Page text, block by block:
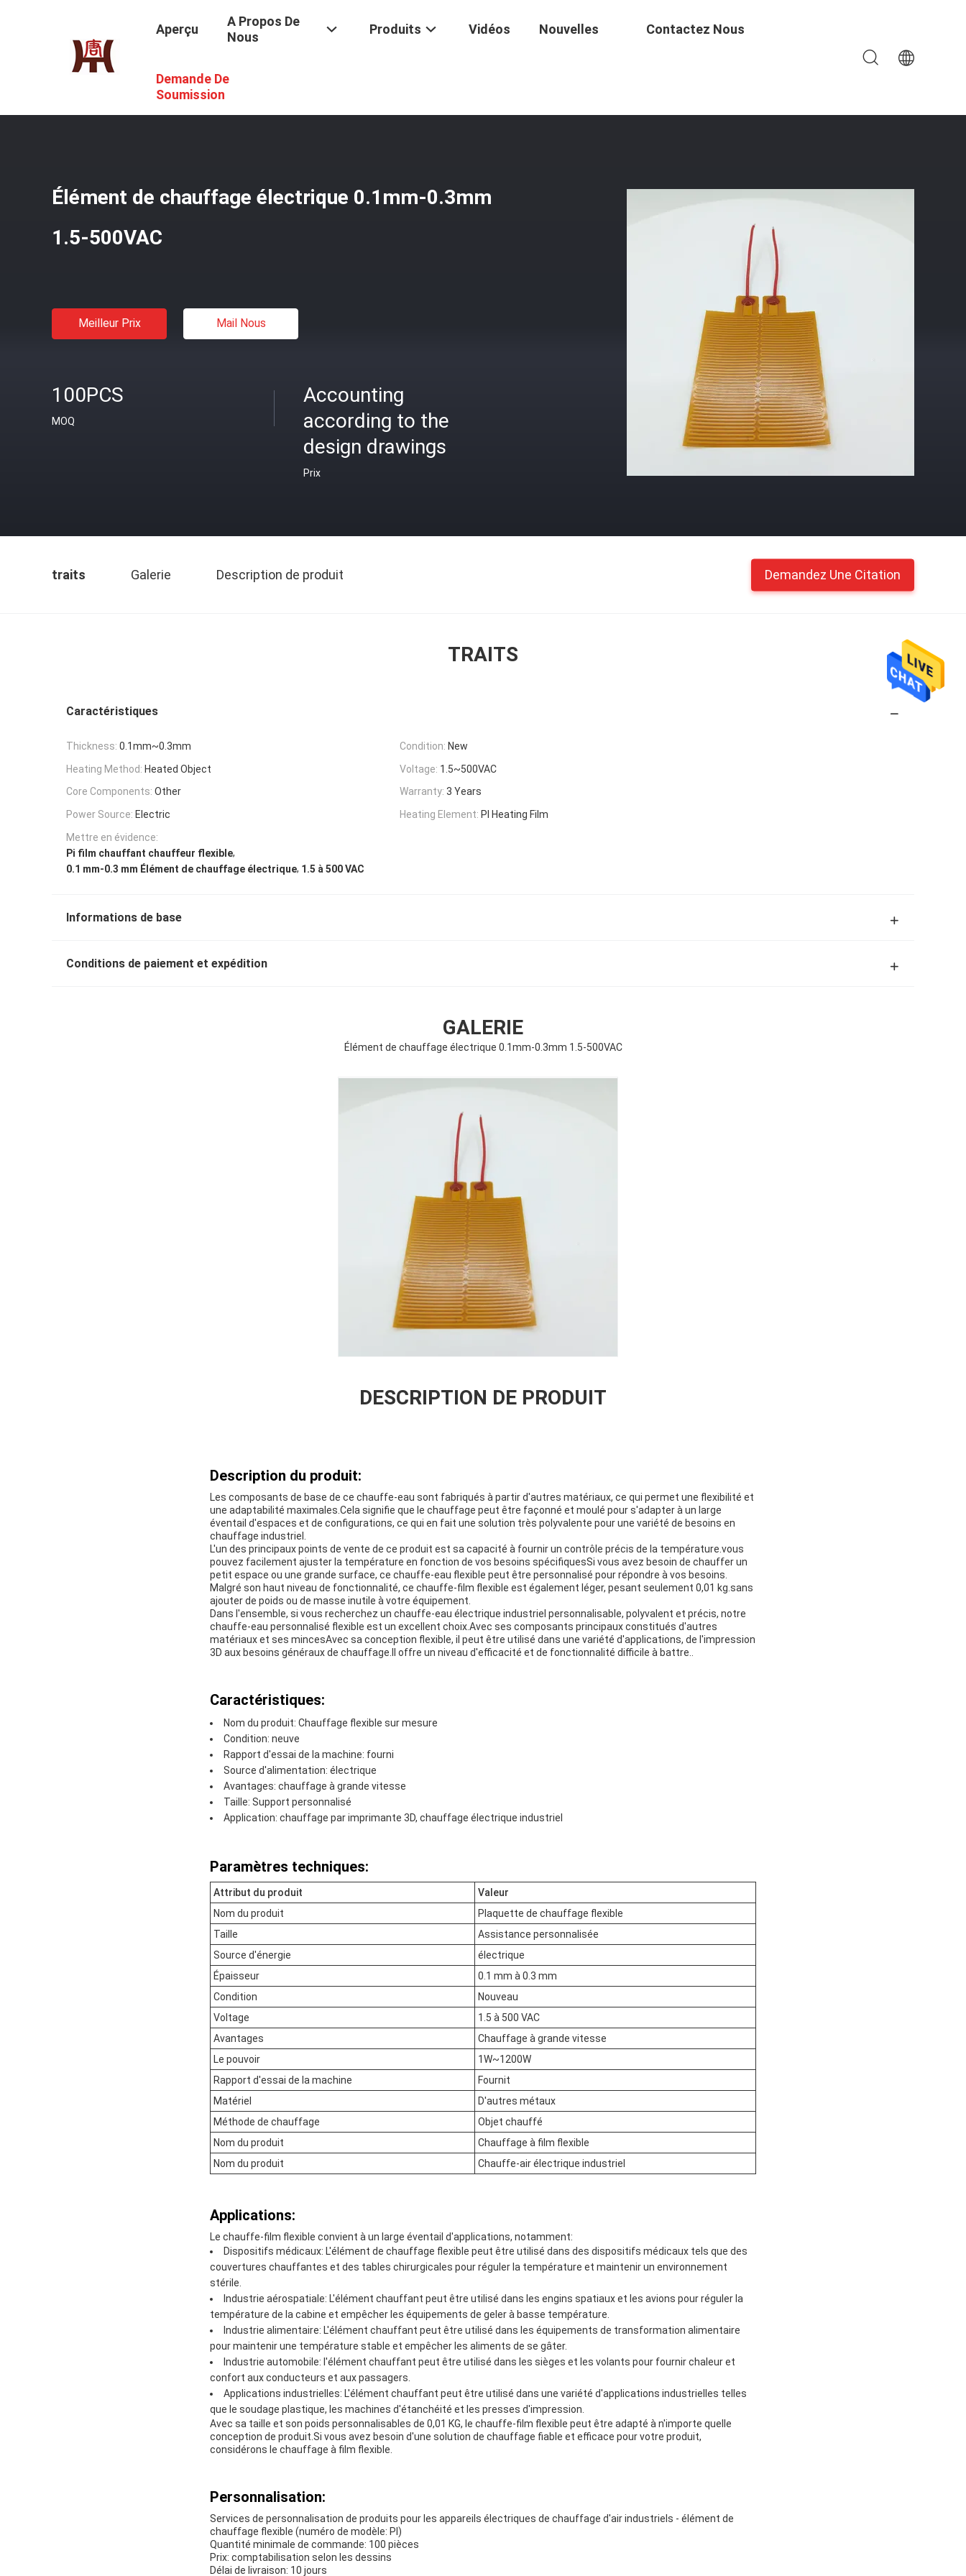
Aperçu
A Propos De
Nous
Produits Vidéos Nouvelles Contactez Nous
Demande De
Soumission
Appareil De Chauffage Flexible Fait Sur Commande
Élément de chauffage électrique 0.1mm-0.3mm
1.5-500VAC
Meilleur Prix Mail Nous
100PCS
MOQ
Accounting
according to the
design drawings
Prix
traits Galerie Description de produit Demandez Une Citation
TRAITS
Caractéristiques
Thickness: 0.1mm~0.3mm Condition: New
Heating Method: Heated Object Voltage: 1.5~500VAC
Core Components: Other Warranty: 3 Years
Power Source: Electric Heating Element: PI Heating Film
Mettre en évidence:
Pi film chauffant chauffeur flexible,
0.1 mm-0.3 mm Élément de chauffage électrique, 1.5 à 500 VAC
Informations de base
Conditions de paiement et expédition
GALERIE
Élément de chauffage électrique 0.1mm-0.3mm 1.5-500VAC
DESCRIPTION DE PRODUIT
Description du produit:
Les composants de base de ce chauffe-eau sont fabriqués à partir d'autres matériaux, ce qui permet une flexibilité et
une adaptabilité maximales.Cela signifie que le chauffage peut être façonné et moulé pour s'adapter à un large
éventail d'espaces et de configurations, ce qui en fait une solution très polyvalente pour une variété de besoins en
chauffage industriel.
L'un des principaux points de vente de ce produit est sa capacité à fournir un contrôle précis de la température.vous
pouvez facilement ajuster la température en fonction de vos besoins spécifiquesSi vous avez besoin de chauffer un
petit espace ou une grande surface, ce chauffe-eau flexible peut être personnalisé pour répondre à vos besoins.
Malgré son haut niveau de fonctionnalité, ce chauffe-film flexible est également léger, pesant seulement 0,01 kg.sans
ajouter de poids ou de masse inutile à votre équipement.
Dans l'ensemble, si vous recherchez un chauffe-eau électrique industriel personnalisable, polyvalent et précis, notre
chauffe-eau personnalisé flexible est un excellent choix.Avec ses composants principaux constitués d'autres
matériaux et ses mincesAvec sa conception flexible, il peut être utilisé dans une variété d'applications, de l'impression
3D aux besoins généraux de chauffage.Il offre un niveau d'efficacité et de fonctionnalité difficile à battre..
Caractéristiques:
Nom du produit: Chauffage flexible sur mesure
Condition: neuve
Rapport d'essai de la machine: fourni
Source d'alimentation: électrique
Avantages: chauffage à grande vitesse
Taille: Support personnalisé
Application: chauffage par imprimante 3D, chauffage électrique industriel
Paramètres techniques:
Attribut du produit
Valeur
Nom du produit
Plaquette de chauffage flexible
Taille
Assistance personnalisée
Source d'énergie
électrique
Épaisseur
0.1 mm à 0.3 mm
Condition
Nouveau
Voltage
1.5 à 500 VAC
Avantages
Chauffage à grande vitesse
Le pouvoir
1W~1200W
Rapport d'essai de la machine
Fournit
Matériel
D'autres métaux
Méthode de chauffage
Objet chauffé
Nom du produit
Chauffage à film flexible
Nom du produit
Chauffe-air électrique industriel
Applications:
Le chauffe-film flexible convient à un large éventail d'applications, notamment:
Dispositifs médicaux: L'élément de chauffage flexible peut être utilisé dans des dispositifs médicaux tels que des
couvertures chauffantes et des tables chirurgicales pour réguler la température et maintenir un environnement
stérile.
Industrie aérospatiale: L'élément chauffant peut être utilisé dans les engins spatiaux et les avions pour réguler la
température de la cabine et empêcher les équipements de geler à basse température.
Industrie alimentaire: L'élément chauffant peut être utilisé dans les équipements de transformation alimentaire
pour maintenir une température stable et empêcher les aliments de se gâter.
Industrie automobile: l'élément chauffant peut être utilisé dans les sièges et les volants pour fournir chaleur et
confort aux conducteurs et aux passagers.
Applications industrielles: L'élément chauffant peut être utilisé dans une variété d'applications industrielles telles
que le soudage plastique, les machines d'étanchéité et les presses d'impression.
Avec sa taille et son poids personnalisables de 0,01 KG, le chauffe-film flexible peut être adapté à n'importe quelle
conception de produit.Si vous avez besoin d'une solution de chauffage fiable et efficace pour votre produit,
considérons le chauffage à film flexible.
Personnalisation:
Services de personnalisation de produits pour les appareils électriques de chauffage d'air industriels - élément de
chauffage flexible (numéro de modèle: PI)
Quantité minimale de commande: 100 pièces
Prix: comptabilisation selon les dessins
Délai de livraison: 10 jours